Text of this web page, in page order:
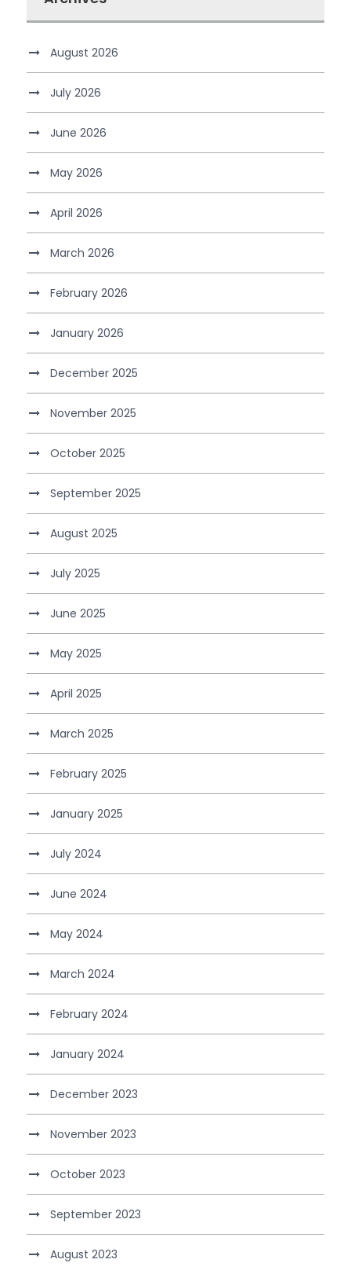
August 2026
July 2026
June 2026
May 2026
April 2026
March 2026
February 2026
January 2026
December 2025
November 2025
October 2025
September 2025
August 2025
July 2025
June 2025
May 2025
April 2025
March 2025
February 2025
January 2025
July 2024
June 2024
May 2024
March 2024
February 2024
January 2024
December 2023
November 2023
October 2023
September 2023
August 2023